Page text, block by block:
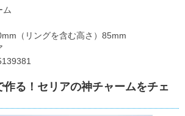
ム
（リングを含む高さ）85mm
作る！セリアの神チャームをチェ